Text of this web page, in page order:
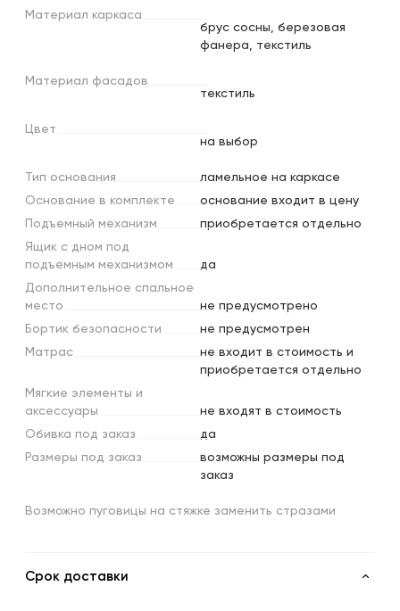
Материал каркаса
брус сосны, березовая
фанера, текстиль
Материал фасадов
текстиль
Цвет
на выбор
Тип основания
ламельное на каркасе
Основание в комплекте
основание входит в цену
Подъемный механизм
приобретается отдельно
Ящик с дном под
подъемным механизмом
да
Дополнительное спальное
место
не предусмотрено
Бортик безопасности
не предусмотрен
Матрас
не входит в стоимость и
приобретается отдельно
Мягкие элементы и
аксессуары
не входят в стоимость
Обивка под заказ
да
Размеры под заказ
возможны размеры под
заказ
Возможно пуговицы на стяжке заменить стразами
Срок доставки